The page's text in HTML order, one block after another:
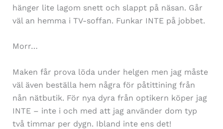
hänger lite lagom snett och slappt på näsan. Går
väl an hemma i TV-soffan. Funkar INTE på jobbet.
Morr…
Maken får prova löda under helgen men jag måste
väl även beställa hem några för påtittining från
nån nätbutik. För nya dyra från optikern köper jag
INTE – inte i och med att jag använder dom typ
två timmar per dygn. Ibland inte ens det!